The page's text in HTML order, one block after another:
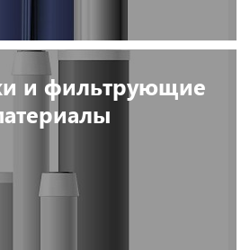
и фильтрующие